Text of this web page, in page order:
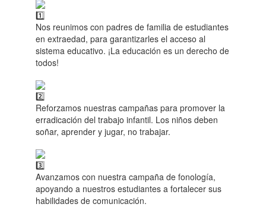
Nos reunimos con padres de familia de estudiantes
en extraedad, para garantizarles el acceso al
sistema educativo. ¡La educación es un derecho de
todos!
Reforzamos nuestras campañas para promover la
erradicación del trabajo infantil. Los niños deben
soñar, aprender y jugar, no trabajar.
Avanzamos con nuestra campaña de fonología,
apoyando a nuestros estudiantes a fortalecer sus
habilidades de comunicación.